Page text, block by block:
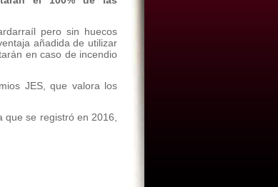
pero sin huecos
añadida de utilizar
en caso de incendio
JES, que valora los
se registró en 2016,